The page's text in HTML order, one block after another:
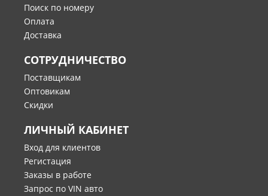
Поиск по номеру
Оплата
Доставка
СОТРУДНИЧЕСТВО
Поставщикам
Оптовикам
Скидки
ЛИЧНЫЙ КАБИНЕТ
Вход для клиентов
Регистация
Заказы в работе
Запрос по VIN авто